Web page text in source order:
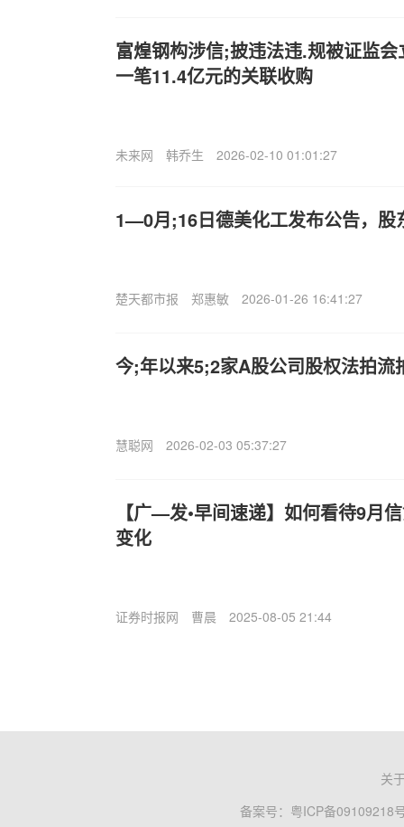
富煌钢构涉信;披违法违.规被证监
一笔11.4亿元的关联收购
未来网 韩乔生 2026-02-10 01:01:27
1—0月;16日德美化工发布公告，股
楚天都市报 郑惠敏 2026-01-26 16:41:27
今;年以来5;2家A股公司股权法拍流
慧聪网 2026-02-03 05:37:27
【广—发•早间速递】如何看待9月
变化
证券时报网 曹晨 2025-08-05 21:44
关
备案号： 粤ICP备09109218